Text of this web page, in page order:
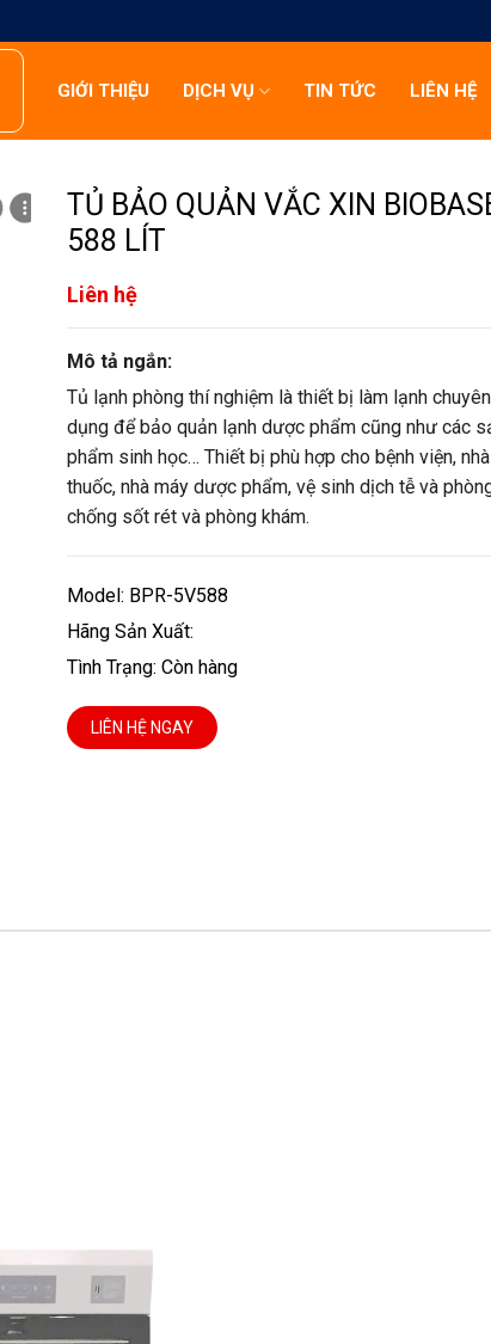
GIỚI THIỆU DỊCH VỤ TIN TỨC LIÊN HỆ
TỦ BẢO QUẢN VẮC XIN
588 LÍT
Liên hệ
Mô tả ngắn:
Tủ lạnh phòng thí nghiệm là thiết bị làm lạnh chuyên
dụng để bảo quản lạnh dược phẩm cũng như các
phẩm sinh học… Thiết bị phù hợp cho bệnh viện, nhà
thuốc, nhà máy dược phẩm, vệ sinh dịch tễ và
chống sốt rét và phòng khám.
Model: BPR-5V588
Hãng Sản Xuất:
Tình Trạng: Còn hàng
LIÊN HỆ NGAY